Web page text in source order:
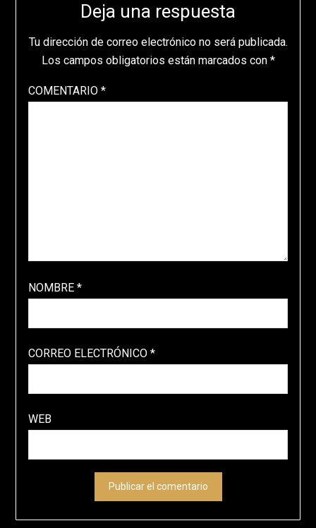
Deja una respuesta
Tu dirección de correo electrónico no será publicada.
Los campos obligatorios están marcados con *
COMENTARIO *
NOMBRE *
CORREO ELECTRÓNICO *
WEB